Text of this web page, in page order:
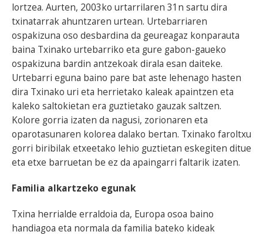
lortzea. Aurten, 2003ko urtarrilaren 31n sartu dira
txinatarrak ahuntzaren urtean. Urtebarriaren
ospakizuna oso desbardina da geureagaz konparauta
baina Txinako urtebarriko eta gure gabon-gaueko
ospakizuna bardin antzekoak dirala esan daiteke.
Urtebarri eguna baino pare bat aste lehenago hasten
dira Txinako uri eta herrietako kaleak apaintzen eta
kaleko saltokietan era guztietako gauzak saltzen.
Kolore gorria izaten da nagusi, zorionaren eta
oparotasunaren kolorea dalako bertan. Txinako faroltxu
gorri biribilak etxeetako lehio guztietan eskegiten ditue
eta etxe barruetan be ez da apaingarri faltarik izaten.
Familia alkartzeko egunak
Txina herrialde erraldoia da, Europa osoa baino
handiagoa eta normala da familia bateko kideak